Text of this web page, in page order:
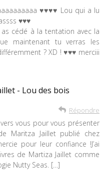
♥♥♥♥ Lou qui a lu
♥♥♥
cédé à la tentation avec la
maintenant tu verras les
? XD ! ♥♥♥ merciii
- Lou des bois
Répondre
vous pour vous présenter
Maritza Jaillet publié chez
pour leur confiance !J’ai
de Martiza Jaillet comme
Nutty Seas. […]